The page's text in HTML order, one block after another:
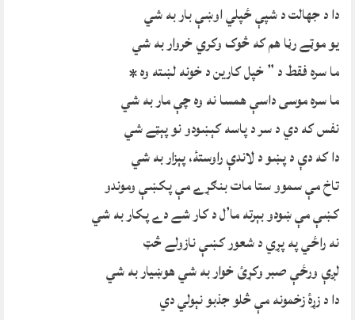
دا د جهالت د شپې ځپلي اوښې بار به شي
یو موټے رڼا هم که څوک وکري خروار به شي
ما سره فقط د ” خپل کارین د خونه لښته وه *
ما سره موسی داسې همسا نه وه چې مار به شي
نفس که دي د سر د پاسه کېښودو نو پېټے شي
دا که دې د پښو د لاندې راوستۀ، پېزار به شي
تاخ مې سموو ستا مات بنګړے مې پکښې وموندو
کښې مې ښودو بېرته ما’ل د کار شے دے پکار به شي
نه راځي په پړي د شعور کښې نازولے څټ
لږې ورځې صبر وکړئ خوار به شي هوښیار به شي
دا د زړۀ زخمونه مې څلو جذبو نېولي دي